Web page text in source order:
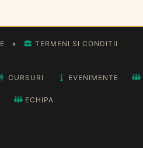
♦ TERMENI SI CONDITII
CURSURI EVENIMENTE
ECHIPA